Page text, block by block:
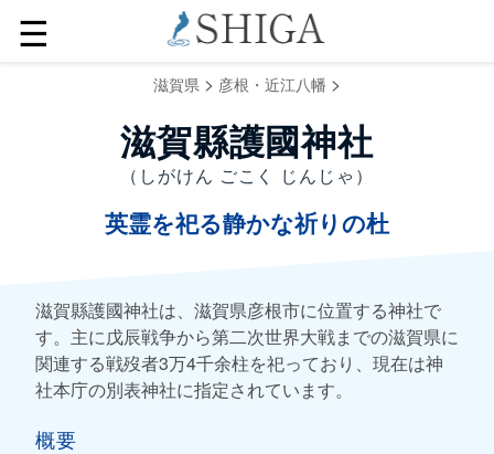
☰
滋賀県 > 彦根・近江八幡 >
滋賀縣護國神社
（しがけん ごこく じんじゃ）
英霊を祀る静かな祈りの杜
滋賀縣護國神社は、滋賀県彦根市に位置する神社で
す。主に戊辰戦争から第二次世界大戦までの滋賀県に
関連する戦歿者3万4千余柱を祀っており、現在は神
社本庁の別表神社に指定されています。
概要